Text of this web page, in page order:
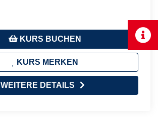
KURS BUCHEN
KURS MERKEN
WEITERE DETAILS